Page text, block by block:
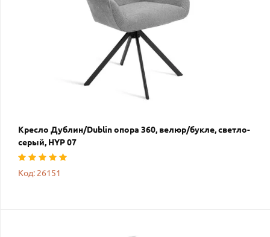
Кресло Дублин/Dublin опора 360, велюр/букле, светло-
серый, HYP 07
Код: 26151